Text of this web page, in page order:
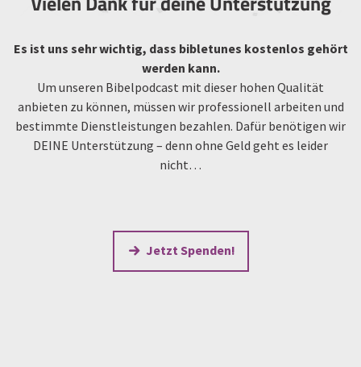
Es ist uns sehr wichtig, dass bibletunes kostenlos gehört
werden kann.
Um unseren Bibelpodcast mit dieser hohen Qualität
anbieten zu können, müssen wir professionell arbeiten und
bestimmte Dienstleistungen bezahlen. Dafür benötigen wir
DEINE Unterstützung – denn ohne Geld geht es leider
nicht…
Jetzt Spenden!